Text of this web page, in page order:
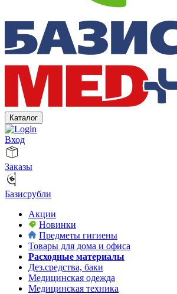
Каталог
Вход
Заказы
Базисрубли
Акции
Новинки
Предметы гигиены
Товары для дома и офиса
Расходные материалы
Дез.средства, баки
Медицинская одежда
Медицинская техника